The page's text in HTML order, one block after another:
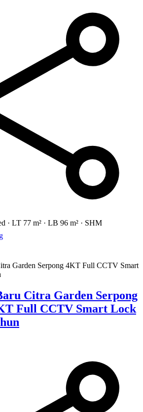
· LT 77 m² · LB 96 m² · SHM
Citra Garden Serpong
Full CCTV Smart Lock